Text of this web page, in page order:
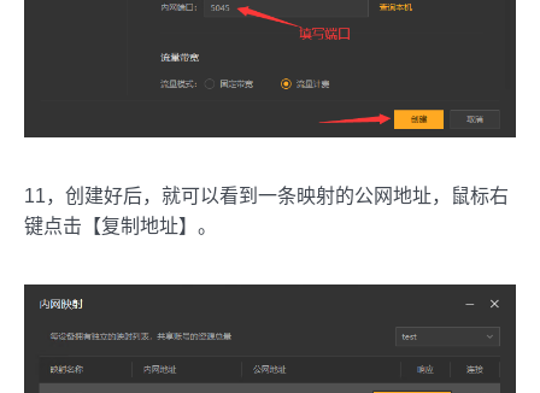
11，创建好后，就可以看到一条映射的公网地址，鼠标右
键点击【复制地址】。